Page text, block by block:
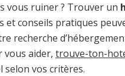
vous ruiner ? Trouver un
et conseils pratiques
recherche
vous aider, trouve-ton-
vos critères.